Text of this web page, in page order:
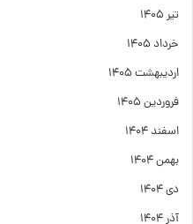
تیر ۱۴۰۵
خرداد ۱۴۰۵
اردیبهشت ۱۴۰۵
فروردین ۱۴۰۵
اسفند ۱۴۰۴
بهمن ۱۴۰۴
دی ۱۴۰۴
آذر ۱۴۰۴